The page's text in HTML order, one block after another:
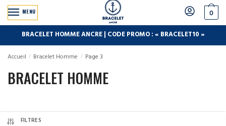
MENU 0
BRACELET HOMME ANCRE | CODE PROMO : « BRACELET10 »
Accueil / Bracelet Homme / Page 3
BRACELET HOMME
FILTRES